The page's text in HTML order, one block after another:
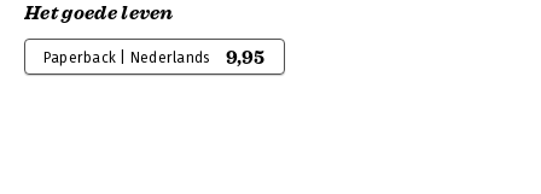
Het goede leven
Paperback | Nederlands 9,95